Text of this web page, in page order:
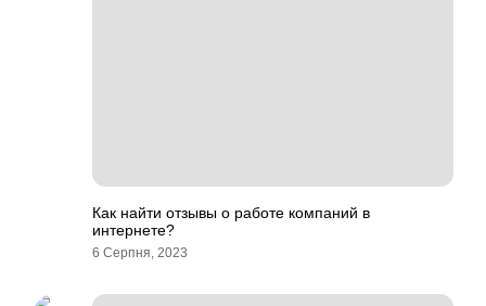
Как найти отзывы о работе компаний в
интернете?
6 Серпня, 2023